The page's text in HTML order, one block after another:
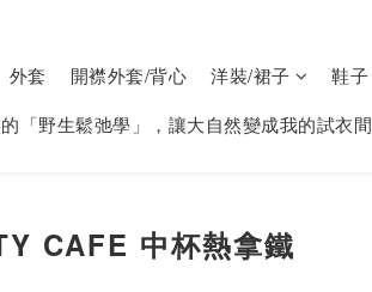
外套 開襟外套/背心 洋裝/裙子 鞋子
「野生鬆弛學」，讓大自然變成我的試衣間
CAFE 中杯熱拿鐵